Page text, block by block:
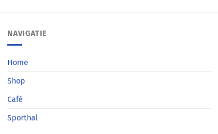
NAVIGATIE
Home
Shop
Café
Sporthal